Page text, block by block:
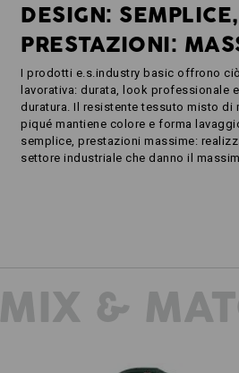
DESIGN: SEMPLICE,
PRESTAZIONI:
I prodotti e.s.industry basic offrono
lavorativa: durata, look professionale
duratura. Il resistente tessuto misto di
piqué mantiene colore e forma
semplice, prestazioni massime:
settore industriale che danno il
MIX &